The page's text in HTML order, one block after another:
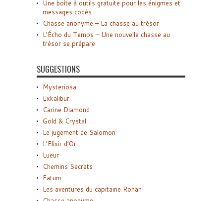
Une boîte à outils gratuite pour les énigmes et
messages codés
Chasse anonyme – La chasse au trésor
L’Écho du Temps – Une nouvelle chasse au
trésor se prépare
SUGGESTIONS
Mysteriosa
Exkalibur
Carine Diamond
Gold & Crystal
Le jugement de Salomon
L’Elixir d’Or
Lueur
Chemins Secrets
Fatum
Les aventures du capitaine Ronan